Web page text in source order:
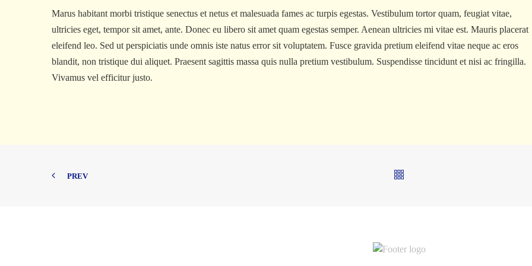
Marus habitant morbi tristique senectus et netus et malesuada fames ac turpis egestas. Vestibulum tortor quam, feugiat vitae,
ultricies eget, tempor sit amet, ante. Donec eu libero sit amet quam egestas semper. Aenean ultricies mi vitae est. Mauris placerat
eleifend leo. Sed ut perspiciatis unde omnis iste natus error sit voluptatem. Fusce gravida pretium eleifend vitae neque ac eros
blandit, non tristique dui aliquet. Praesent sagittis massa quis nulla pretium vestibulum. Suspendisse tincidunt et nisi ac fringilla.
Vivamus vel efficitur justo.
PREV